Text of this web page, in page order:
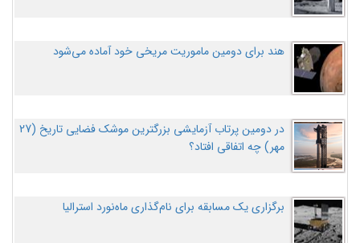
هند برای دومین ماموریت مریخی خود آماده می‌شود
در دومین پرتاب آزمایشی بزرگترین موشک فضایی تاریخ (27
مهر‌) چه اتفاقی افتاد؟
برگزاری یک مسابقه برای نام‌گذاری ماه‌نورد استرالیا